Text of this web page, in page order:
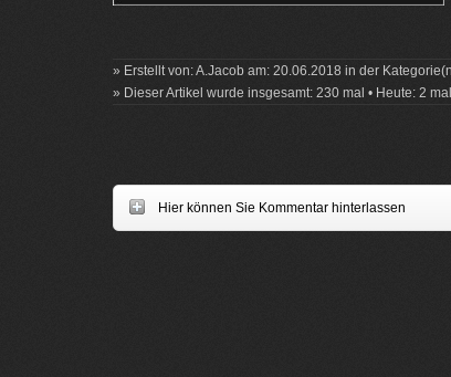
» Erstellt von: A.Jacob am: 20.06.2018 in der
» Dieser Artikel wurde insgesamt: 230 mal • Heute: 2
Hier können Sie Kommentar hinterlassen